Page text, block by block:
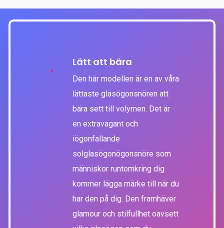
Lätt att bära
Den här modellen är en av våra
lättaste glasögonsnören att
bära sett till volymen. Det är
en extravagant och
iögonfallande
solglasögonögonsnöre som
människor runtomkring dig
kommer lägga märke till när du
har den på dig. Den framhäver
glamour och stilfullhet oavsett